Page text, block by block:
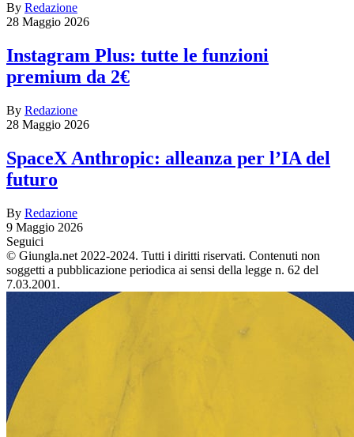
By Redazione
28 Maggio 2026
Instagram Plus: tutte le funzioni
premium da 2€
By Redazione
28 Maggio 2026
SpaceX Anthropic: alleanza per l’IA del
futuro
By Redazione
9 Maggio 2026
Seguici
© Giungla.net 2022-2024. Tutti i diritti riservati. Contenuti non
soggetti a pubblicazione periodica ai sensi della legge n. 62 del
7.03.2001.